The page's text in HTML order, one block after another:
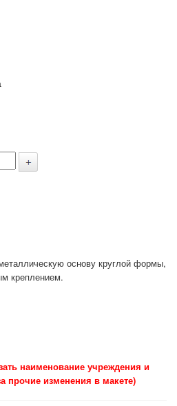
основу круглой формы,
креплением.
наименование учреждения и
прочие изменения в макете)